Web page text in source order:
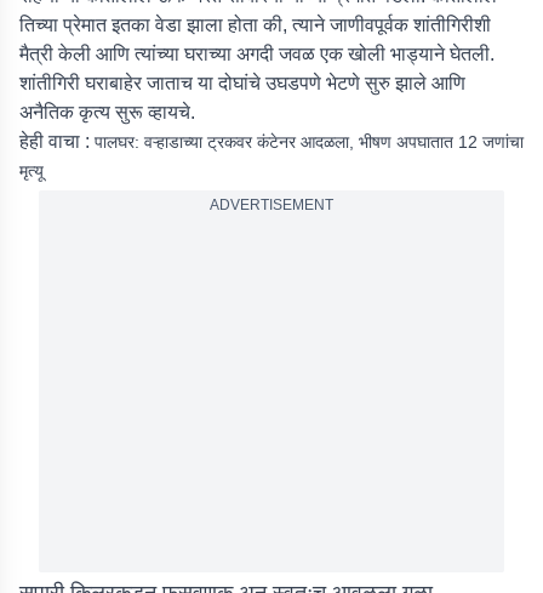
तिच्या प्रेमात इतका वेडा झाला होता की, त्याने जाणीवपूर्वक शांतीगिरीशी
मैत्री केली आणि त्यांच्या घराच्या अगदी जवळ एक खोली भाड्याने घेतली.
शांतीगिरी घराबाहेर जाताच या दोघांचे उघडपणे भेटणे सुरु झाले आणि
अनैतिक कृत्य सुरू व्हायचे.
हेही वाचा : पालघर: वऱ्हाडाच्या ट्रकवर कंटेनर आदळला, भीषण अपघातात 12 जणांचा
मृत्यू
ADVERTISEMENT